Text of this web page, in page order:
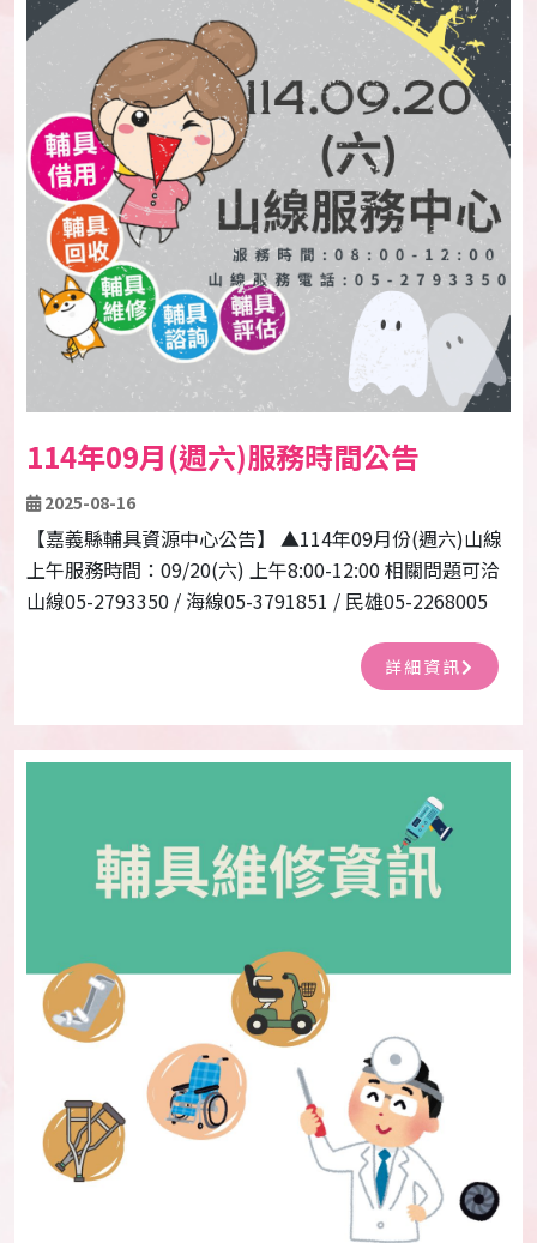
114年09月(週六)服務時間公告
2025-08-16
【嘉義縣輔具資源中心公告】 ▲114年09月份(週六)山線
上午服務時間：09/20(六) 上午8:00-12:00 相關問題可洽
山線05-2793350 / 海線05-3791851 / 民雄05-2268005
詳細資訊